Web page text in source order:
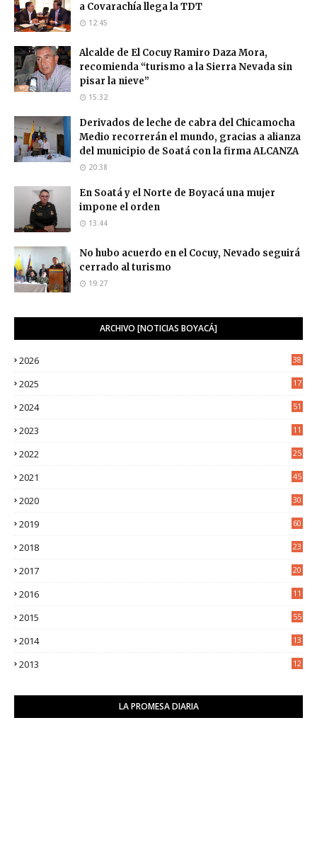
a Covarachía llega la TDT
12:45
Alcalde de El Cocuy Ramiro Daza Mora,
recomienda “turismo a la Sierra Nevada sin
pisar la nieve”
15:32
Derivados de leche de cabra del Chicamocha
Medio recorrerán el mundo, gracias a alianza
del municipio de Soatá con la firma ALCANZA
20:38
En Soatá y el Norte de Boyacá una mujer
impone el orden
13:44
No hubo acuerdo en el Cocuy, Nevado seguirá
cerrado al turismo
19:27
ARCHIVO [NOTICIAS BOYACÁ]
2026 38
2025
17
2024 51
2023
11
2022
25
2021
45
2020
30
2019 60
2018
23
2017
20
2016
11
2015 55
2014
13
2013
12
LA PROMESA DIARIA